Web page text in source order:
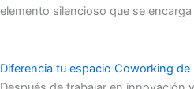
elemento silencioso que se
Diferencia tu espacio Coworking de